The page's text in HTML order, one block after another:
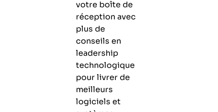
votre boîte de
réception avec
plus de
conseils en
leadership
technologique
pour livrer de
meilleurs
logiciels et